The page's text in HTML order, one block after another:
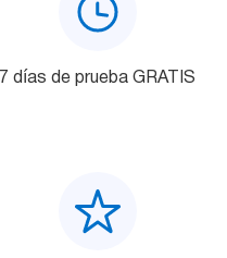
7 días de prueba GRATIS